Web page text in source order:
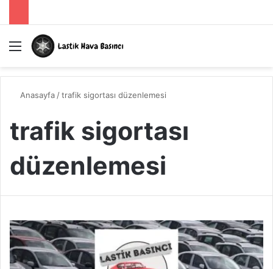
Menü
Anasayfa /trafik sigortası düzenlemesi
trafik sigortası
düzenlemesi